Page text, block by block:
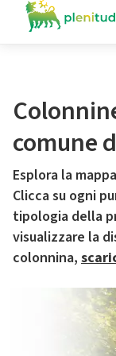
comune
Esplora la
Clicca su ogni
tipologia della
visualizzare la
colonnina,